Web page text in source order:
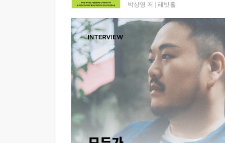
박상영 저 래빗홀